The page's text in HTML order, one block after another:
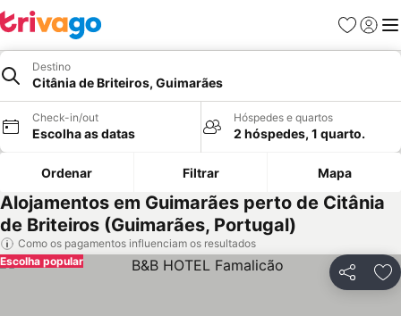
Favoritos
Iniciar
Destino
Citânia de Briteiros, Guimarães
Check-in/out
Escolha as datas
Hóspedes e quartos
2 hóspedes, 1 quarto.
Ordenar Filtrar Mapa
Alojamentos em Guimarães perto de Citânia
de Briteiros (Guimarães, Portugal)
Como os pagamentos influenciam os resultados
Partilhar
Escolha popular